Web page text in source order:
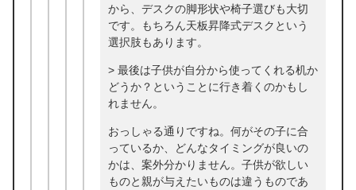
から、デスクの脚形状や椅子選びも大切
です。もちろん天板昇降式デスクという
選択肢もあります。
> 最後は子供が自分から使ってくれる机か
どうか？ということに行き着くのかもし
れません。
おっしゃる通りですね。何がその子に合
っているか、どんなタイミングが良いの
かは、案外分かりません。子供が欲しい
ものと親が与えたいものは違うものであ